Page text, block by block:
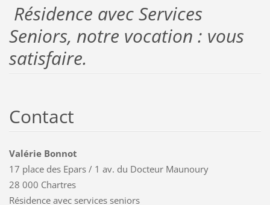
Résidence avec Services
Seniors, notre vocation : vous
satisfaire.
Contact
Valérie Bonnot
17 place des Epars / 1 av. du Docteur Maunoury
28 000 Chartres
Résidence avec services seniors